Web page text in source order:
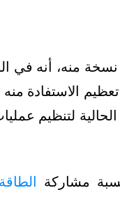
منه، أنه في
الاستفادة
لتنظيم عمليات
مشاركة